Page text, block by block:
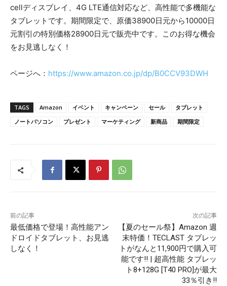
cellディスプレイ、4G LTE通信対応など、高性能で多機能な
タブレットです。期間限定で、原価38900日元から10000日
元割引の特別価格28900日元で販売中です。このお得な機会
をお見逃しなく！
ページへ： https://www.amazon.co.jp/dp/B0CCV93DWH
TAGS Amazon イベント キャンペーン セール
タブレット
ノートパソコン
プレゼント マーケティング 新商品 期間限定
前の記事
最低価格で登場！高性能アン
ドロイドタブレット、お見逃
しなく！
次の記事
【夏のセール祭】Amazon 週
末特価！TECLAST タブレッ
トがなんと11,900円で購入可
能です!! | 超高性能 タブレッ
ト8+128G [T40 PRO]が最大
33％引き!!